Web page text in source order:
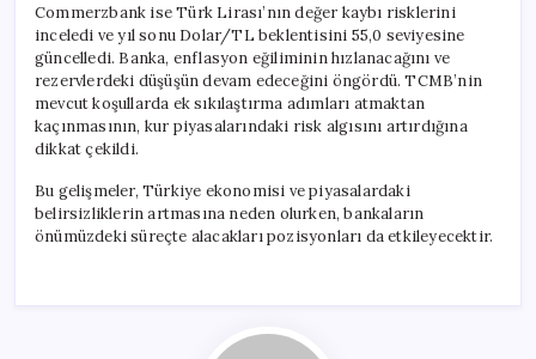
Commerzbank ise Türk Lirası’nın değer kaybı risklerini
inceledi ve yıl sonu Dolar/TL beklentisini 55,0 seviyesine
güncelledi. Banka, enflasyon eğiliminin hızlanacağını ve
rezervlerdeki düşüşün devam edeceğini öngördü. TCMB’nin
mevcut koşullarda ek sıkılaştırma adımları atmaktan
kaçınmasının, kur piyasalarındaki risk algısını artırdığına
dikkat çekildi.
Bu gelişmeler, Türkiye ekonomisi ve piyasalardaki
belirsizliklerin artmasına neden olurken, bankaların
önümüzdeki süreçte alacakları pozisyonları da etkileyecektir.